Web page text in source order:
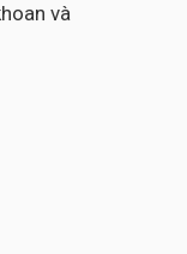
và